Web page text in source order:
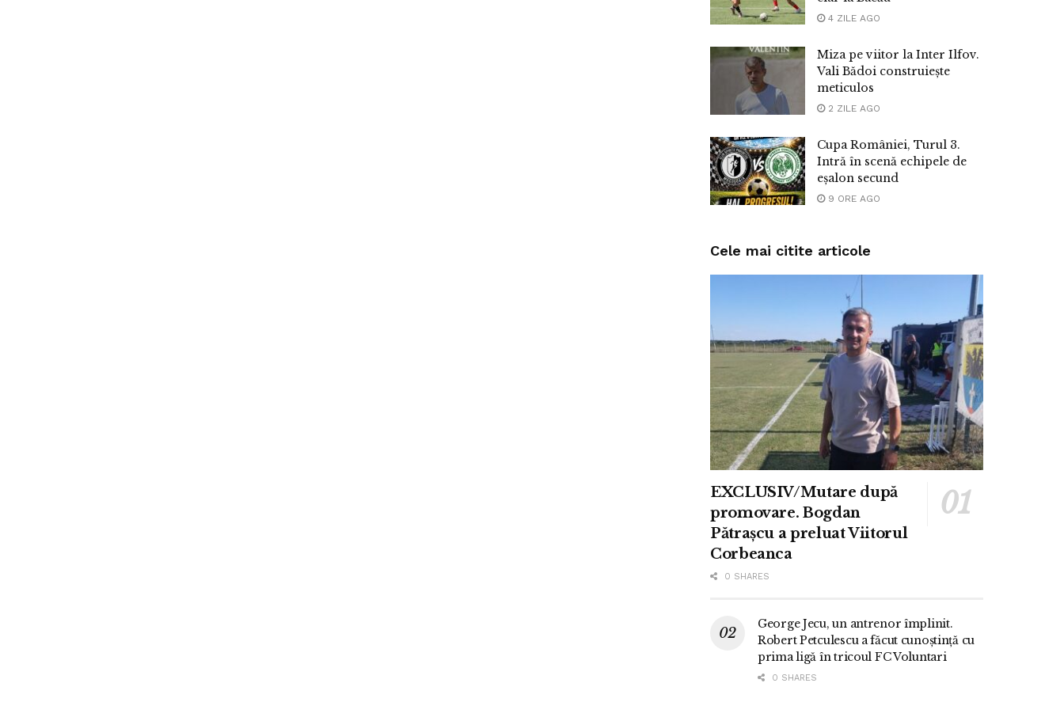
4 ZILE AGO
Miza pe viitor la Inter Ilfov.
Vali Bădoi construiește
meticulos
2 ZILE AGO
Cupa României, Turul 3.
Intră în scenă echipele de
eșalon secund
9 ORE AGO
Cele mai citite articole
EXCLUSIV/Mutare după
promovare. Bogdan
Pătrașcu a preluat Viitorul
Corbeanca
0 SHARES
George Jecu, un antrenor împlinit.
Robert Petculescu a făcut cunoștință cu
prima ligă în tricoul FC Voluntari
0 SHARES